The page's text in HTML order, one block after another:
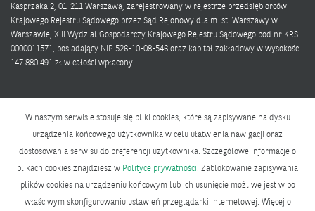
Kasprzaka 2, 01-211 Warszawa, zarejestrowany w rejestrze przedsiębiorców
Krajowego Rejestru Sądowego przez Sąd Rejonowy dla m. st. Warszawy w
Warszawie, XIII Wydział Gospodarczy Krajowego Rejestru Sądowego pod nr KRS
0000011571, posiadający NIP 526-10-08-546 oraz kapitał zakładowy w wysokości
147 880 491 zł w całości wpłacony.
Polityka prywatności
Bank zmieniającego się świata
W naszym serwisie stosuje się pliki cookies, które są zapisywane na dysku
urządzenia końcowego użytkownika w celu ułatwienia nawigacji oraz
dostosowania serwisu do preferencji użytkownika. Szczegółowe informacje o
plikach cookies znajdziesz w Polityce prywatności. Zablokowanie zapisywania
plików cookies na urządzeniu końcowym lub ich usunięcie możliwe jest w po
właściwym skonfigurowaniu ustawień przeglądarki internetowej. Więcej o